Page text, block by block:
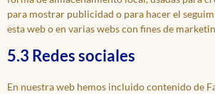
para mostrar publicidad o para hacer el
esta web o en varias webs con fines de
5.3 Redes sociales
En nuestra web hemos incluido contenido de